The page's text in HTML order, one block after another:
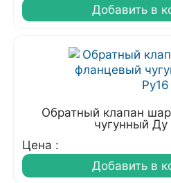
Добавить в
Обратный клапан
чугунный Ду
Цена :
Добавить в